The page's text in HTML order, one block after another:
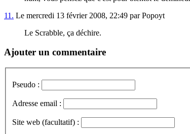
11. Le mercredi 13 février 2008, 22:49 par Popoyt
Le Scrabble, ça déchire.
Ajouter un commentaire
Pseudo :
Adresse email :
Site web (facultatif) :